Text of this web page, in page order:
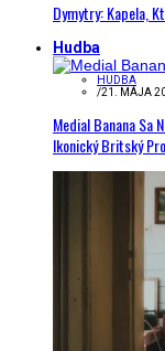
Dymytry: Kapela,
Hudba
HUDBA
/21. MÁJA
Medial Banana Sa
Ikonický Britský